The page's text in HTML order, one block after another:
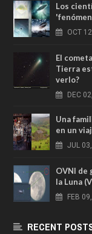
Los
OCT
El
Tierra
verlo?
DEC 02,
Una
en un
JUL 03,
OVNI de
la Luna
FEB 09,
RECENT